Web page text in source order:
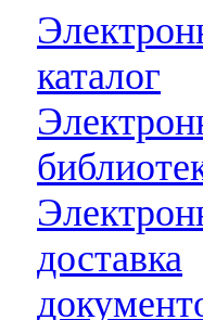
каталог
доставка